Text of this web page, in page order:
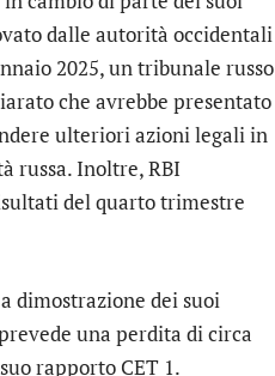
dalle autorità occidentali
2025, un tribunale russo
che avrebbe presentato
ulteriori azioni legali in
russa. Inoltre, RBI
del quarto trimestre
dimostrazione dei suoi
una perdita di circa
rapporto CET 1.